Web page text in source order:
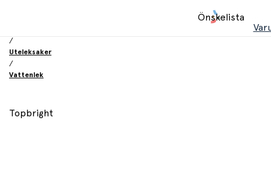
Önskelista
/
Uteleksaker
/
Vattenlek
Topbright